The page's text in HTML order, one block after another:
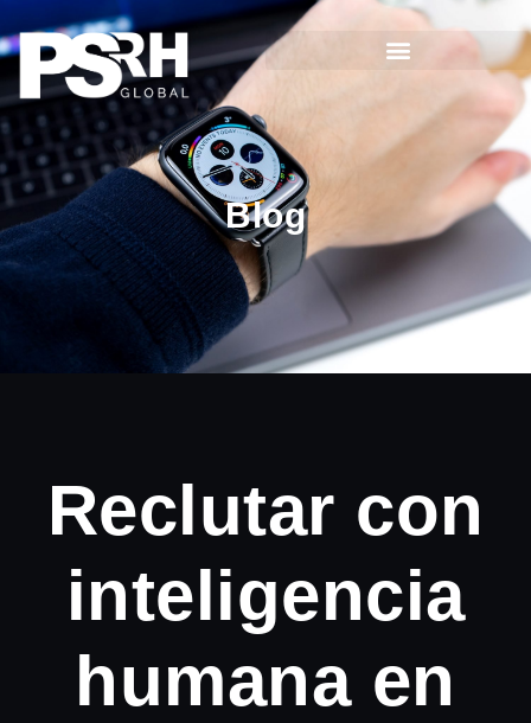
Blog
Reclutar con
inteligencia
humana en